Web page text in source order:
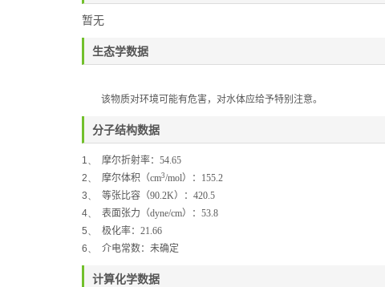
暂无
生态学数据
该物质对环境可能有危害，对水体应给予特别注意。
分子结构数据
1、 摩尔折射率： 54.65
2、
摩尔体积（cm3/mol）： 155.2
3、
等张比容（90.2K）： 420.5
4、
表面张力（dyne/cm）： 53.8
5、
极化率： 21.66
6、
介电常数：未确定
计算化学数据